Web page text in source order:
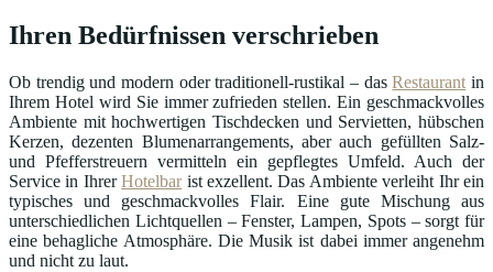
Ihren Bedürfnissen verschrieben
Ob trendig und modern oder traditionell-rustikal – dasRestaurant in
Ihrem Hotel wird Sie immer zufrieden stellen. Ein geschmackvolles
Ambiente mit hochwertigen Tischdecken und Servietten, hübschen
Kerzen, dezenten Blumenarrangements, aber auch gefüllten Salz-
und Pfefferstreuern vermitteln ein gepflegtes Umfeld. Auch der
Service in IhrerHotelbarist exzellent. Das Ambiente verleiht Ihr ein
typisches und geschmackvolles Flair. Eine gute Mischung aus
unterschiedlichen Lichtquellen – Fenster, Lampen, Spots – sorgt für
eine behagliche Atmosphäre. Die Musik ist dabei immer angenehm
und nicht zu laut.